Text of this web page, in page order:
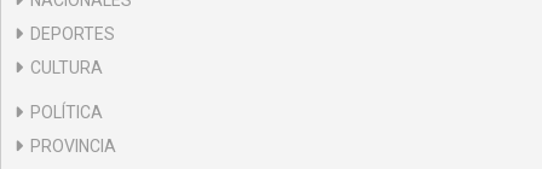
DEPORTES
CULTURA
POLÍTICA
PROVINCIA